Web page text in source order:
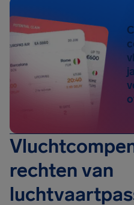
rechten van